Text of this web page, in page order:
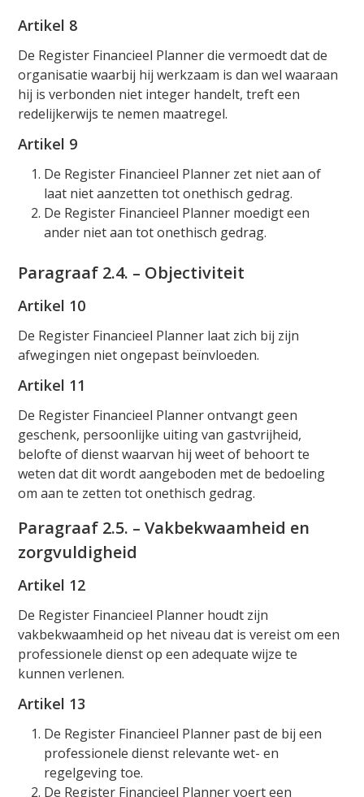
Artikel 8
De Register Financieel Planner die vermoedt dat de
organisatie waarbij hij werkzaam is dan wel waaraan
hij is verbonden niet integer handelt, treft een
redelijkerwijs te nemen maatregel.
Artikel 9
De Register Financieel Planner zet niet aan of
laat niet aanzetten tot onethisch gedrag.
De Register Financieel Planner moedigt een
ander niet aan tot onethisch gedrag.
Paragraaf 2.4. – Objectiviteit
Artikel 10
De Register Financieel Planner laat zich bij zijn
afwegingen niet ongepast beïnvloeden.
Artikel 11
De Register Financieel Planner ontvangt geen
geschenk, persoonlijke uiting van gastvrijheid,
belofte of dienst waarvan hij weet of behoort te
weten dat dit wordt aangeboden met de bedoeling
om aan te zetten tot onethisch gedrag.
Paragraaf 2.5. – Vakbekwaamheid en
zorgvuldigheid
Artikel 12
De Register Financieel Planner houdt zijn
vakbekwaamheid op het niveau dat is vereist om een
professionele dienst op een adequate wijze te
kunnen verlenen.
Artikel 13
De Register Financieel Planner past de bij een
professionele dienst relevante wet- en
regelgeving toe.
De Register Financieel Planner voert een